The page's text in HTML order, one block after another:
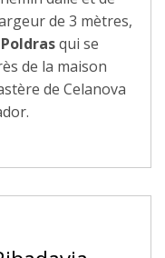
de 3 mètres,
Poldrasqui se
de la maison
de Celanova